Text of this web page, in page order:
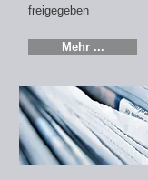
freigegeben
Mehr ...